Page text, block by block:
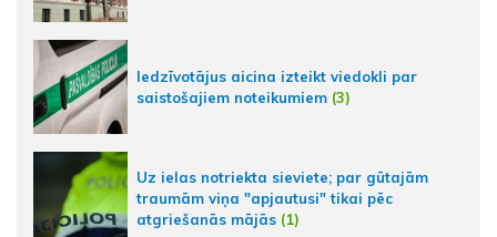
Iedzīvotājus aicina izteikt viedokli par
saistošajiem noteikumiem (3)
Uz ielas notriekta sieviete; par gūtajām
traumām viņa "apjautusi" tikai pēc
atgriešanās mājās (1)